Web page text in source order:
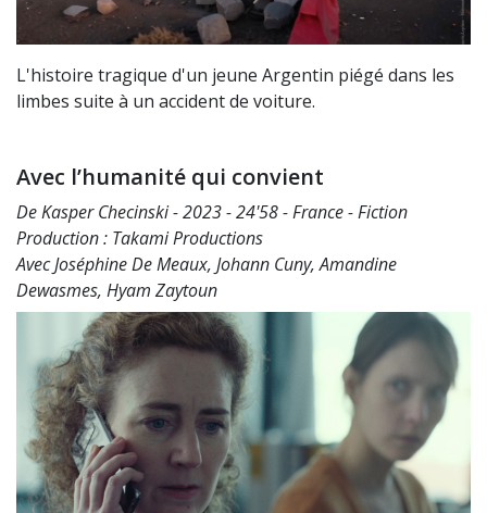
L'histoire tragique d'un jeune Argentin piégé dans les
limbes suite à un accident de voiture.
Avec l’humanité qui convient
De Kasper Checinski - 2023 - 24'58 - France - Fiction
Production : Takami Productions
Avec Joséphine De Meaux, Johann Cuny, Amandine
Dewasmes, Hyam Zaytoun